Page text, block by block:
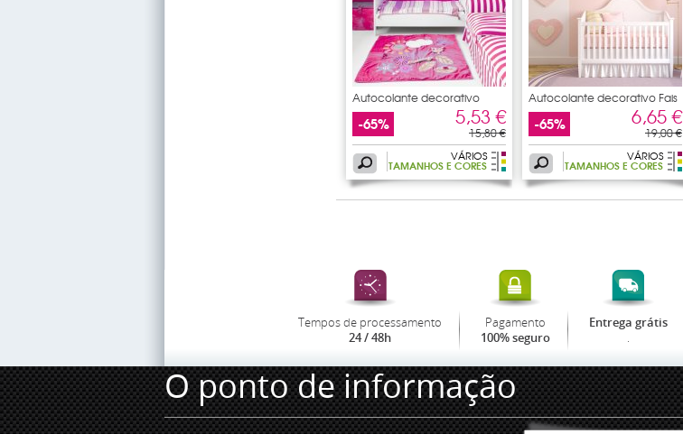
Autocolante decorativo
bonne
-65% 5,53 €
15,80 €
VÁRIOS
TAMANHOS E CORES
Autocolante decorativo Fais
De
-65% 6,65 €
19,00 €
VÁRIOS
TAMANHOS E CORES
Tempos de processamento
24 / 48h
Pagamento
100% seguro
Entrega grátis
.
O ponto de informação